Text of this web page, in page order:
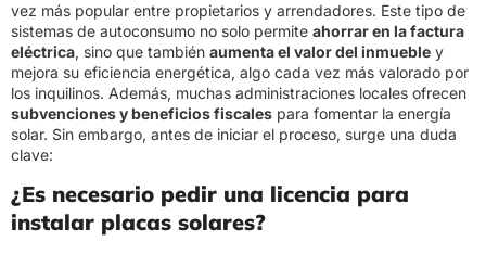
vez más popular entre propietarios y arrendadores. Este tipo de
sistemas de autoconsumo no solo permite ahorrar en la factura
eléctrica, sino que también aumenta el valor del inmueble y
mejora su eficiencia energética, algo cada vez más valorado por
los inquilinos. Además, muchas administraciones locales ofrecen
subvenciones y beneficios fiscales para fomentar la energía
solar. Sin embargo, antes de iniciar el proceso, surge una duda
clave:
¿Es necesario pedir una licencia para
instalar placas solares?